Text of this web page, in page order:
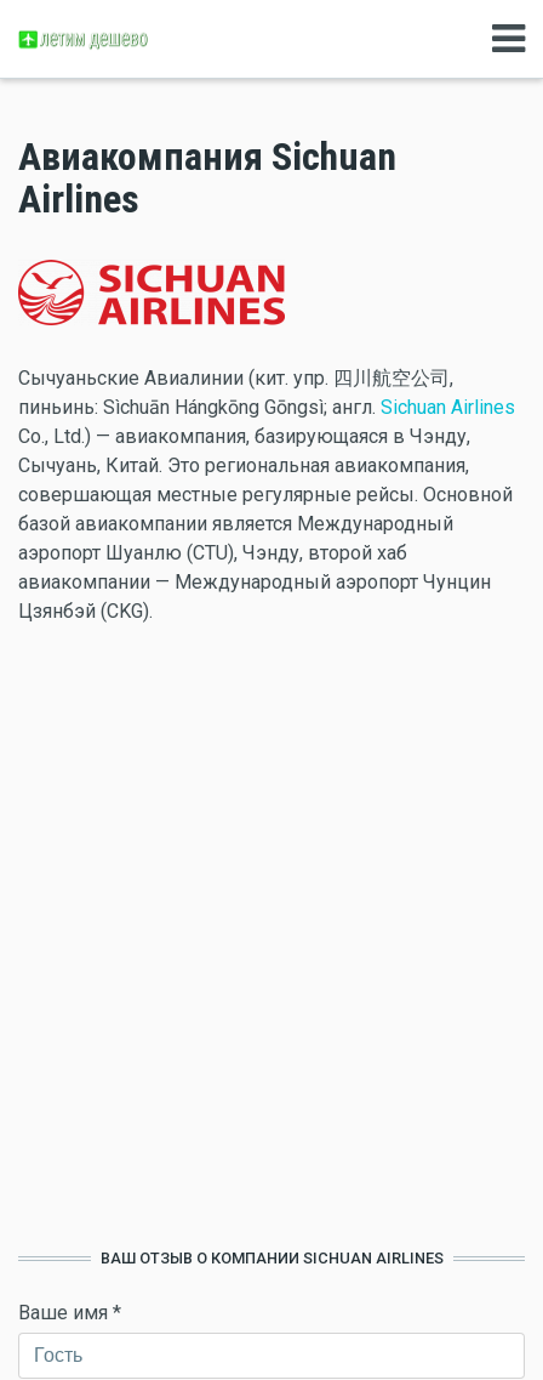
Авиакомпания Sichuan
Airlines
Сычуаньские Авиалинии (кит. упр. 四川航空公司,
пиньинь: Sìchuān Hángkōng Gōngsì; англ. Sichuan Airlines
Co., Ltd.) — авиакомпания, базирующаяся в Чэнду,
Сычуань, Китай. Это региональная авиакомпания,
совершающая местные регулярные рейсы. Основной
базой авиакомпании является Международный
аэропорт Шуанлю (CTU), Чэнду, второй хаб
авиакомпании — Международный аэропорт Чунцин
Цзянбэй (CKG).
ВАШ ОТЗЫВ О КОМПАНИИ SICHUAN AIRLINES
Ваше имя *